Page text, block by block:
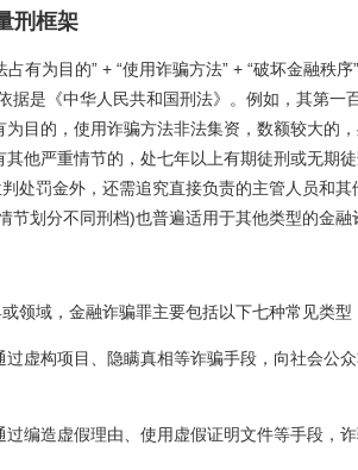
刑框架
有为目的” + “使用诈骗方法” + “破坏金融秩序
据是《中华人民共和国刑法》。例如，其第一
为目的，使用诈骗方法非法集资，数额较大的
他严重情节的，处七年以上有期徒刑或无期
处罚金外，还需追究直接负责的主管人员和其
划分不同刑档)也普遍适用于其他类型的金融
领域，金融诈骗罪主要包括以下七种常见类型
虚构项目、隐瞒真相等诈骗手段，向社会公
编造虚假理由、使用虚假证明文件等手段，